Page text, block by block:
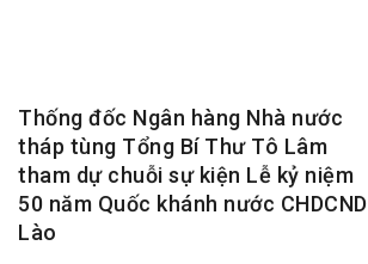
Thống đốc Ngân hàng Nhà nước
tháp tùng Tổng Bí Thư Tô Lâm
tham dự chuỗi sự kiện Lễ kỷ niệm
50 năm Quốc khánh nước CHDCND
Lào